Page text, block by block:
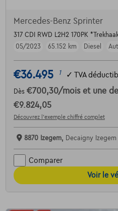
Mercedes-Benz Sprinter
317 CDI RWD L2H2 170PK
05/2023
65.152 km Diesel
€36.495 1 ✓ TVA
Dès €700,30/mois et une
€9.824,05
Découvrez l’exemple chiffré complet
8870 Izegem, Decaigny Izegem
Comparer
Voir le